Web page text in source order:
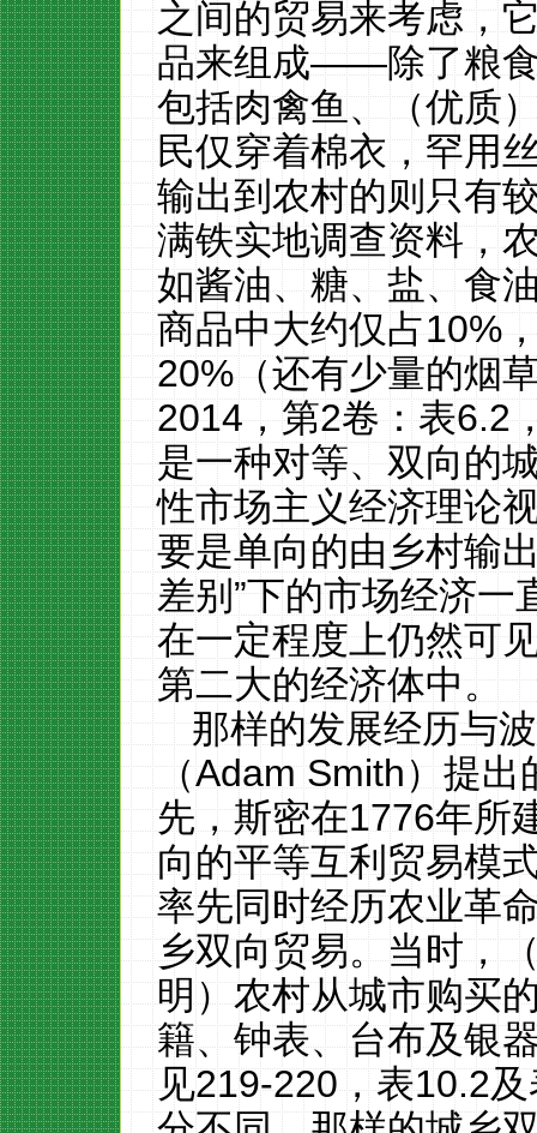
之间的贸易来考虑，
品来组成——除了粮
包括肉禽鱼、（优质
民仅穿着棉衣，罕用
输出到农村的则只有
满铁实地调查资料，
如酱油、糖、盐、食
商品中大约仅占10%
20%（还有少量的烟
2014，第2卷：表6.2
是一种对等、双向的
性市场主义经济理论
要是单向的由乡村输
差别”下的市场经济一
在一定程度上仍然可
第二大的经济体中。
那样的发展经历与
（AdamSmith）提出
先，斯密在1776年所
向的平等互利贸易模
率先同时经历农业革
乡双向贸易。当时，
明）农村从城市购买
籍、钟表、台布及银
见219-220，表10.2及